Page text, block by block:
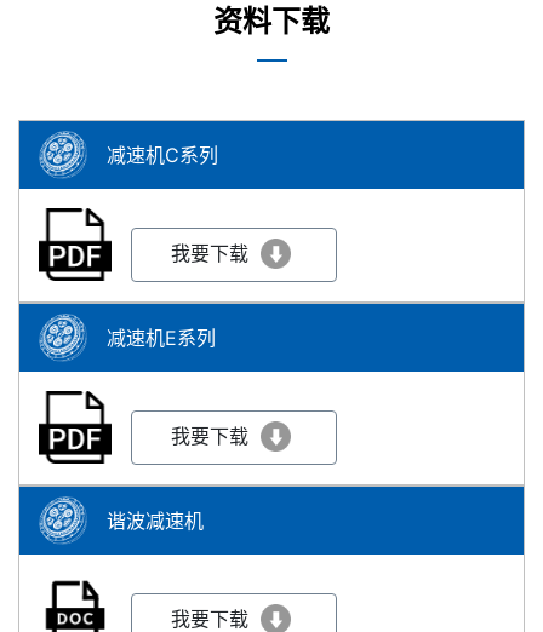
资料下载
减速机C系列
我要下载
减速机E系列
我要下载
谐波减速机
我要下载